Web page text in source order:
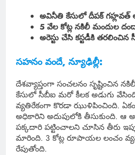
అవినీతి కేసులో దీపక్ గహ్లవత్
5 వేల కోట్ల నకిలీ మందుల
అరెస్టు చేసి కస్టడీకి తరలించిన
సహనం వందే, న్యూఢిల్లీ:
దేశవ్యాప్తంగా సంచలనం సృష్టించిన
కేసులో సీబీఐ మరో కీలక అడుగు
వ్యతిరేకంగా కొరడా ఝుళిపించింది.
అధికారిని అదుపులోకి తీసుకుంది. ఆ
పక్కదారి పట్టించాలని చూసిన తీరు
మారింది. 3 కోట్ల రూపాయల లంచం
రేపుతోంది.